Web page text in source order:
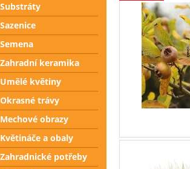
Substráty
Sazenice
Semena
Zahradní keramika
Umělé květiny
Okrasné trávy
Mechové obrazy
Květináče a obaly
Zahradnické potřeby